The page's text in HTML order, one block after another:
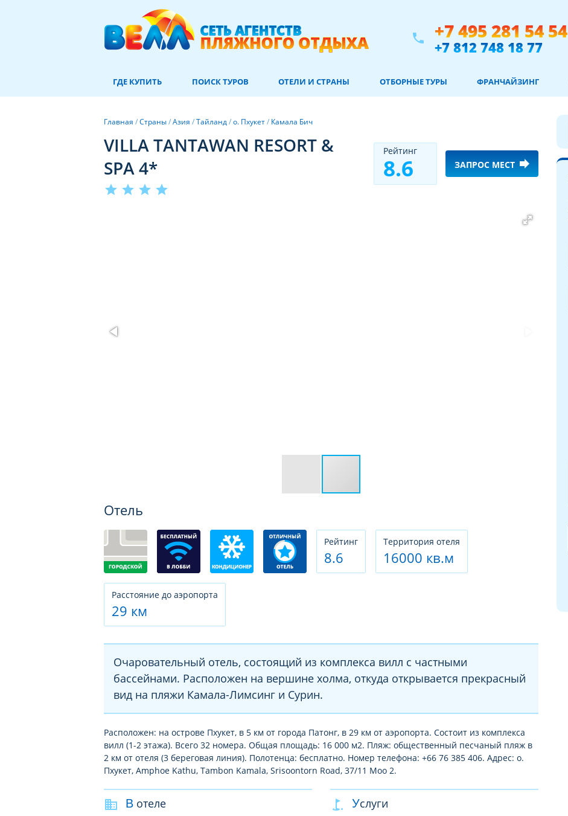
phone +7 495 281 54 54
+7 812 748 18 77
ГДЕ КУПИТЬ ПОИСК ТУРОВ ОТЕЛИ И СТРАНЫ ОТБОРНЫЕ ТУРЫ ФРАНЧАЙЗИНГ
Главная /Страны/Азия /Тайланд/о. Пхукет/ Камала Бич
VILLA TANTAWAN RESORT &
SPA 4*
star star star star
Рeйтинг
8.6 ЗАПРОС МЕСТ forward
Отель
Рeйтинг
8.6
Территория отеля
16000 кв.м
Расстояние до аэропорта
29 км
Очаровательный отель, состоящий из комплекса вилл с частными
бассейнами. Расположен на вершине холма, откуда открывается прекрасный
вид на пляжи Камала-Лимсинг и Сурин.
Расположен: на острове Пхукет, в 5 км от города Патонг, в 29 км от аэропорта. Состоит из комплекса
вилл (1-2 этажа). Всего 32 номера. Общая площадь: 16 000 м2. Пляж: общественный песчаный пляж в
2 км от отеля (3 береговая линия). Полотенца: бесплатно. Номер телефона: +66 76 385 406. Адрес: о.
Пхукет, Amphoe Kathu, Tambon Kamala, Srisoontorn Road, 37/11 Moo 2.
В отеле Услуги